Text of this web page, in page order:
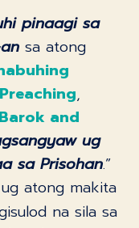
pinaagi sa
sa atong
,
Barok and
ug
sa Prisohan.”
atong makita
na sila sa